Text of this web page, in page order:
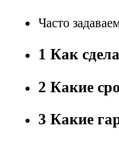
Часто
1 Как
2 Какие
3 Какие